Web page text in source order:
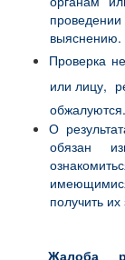
выяснению.
Проверка
или лицу,
обжалуются.
О
обязан
получить
Жалоба